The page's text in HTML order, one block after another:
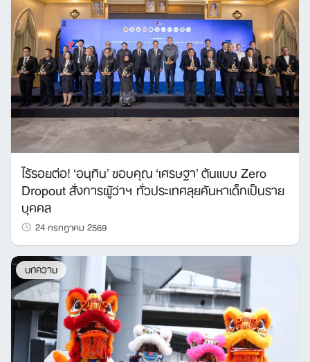
ไร้รอยต่อ! ‘อนุทิน’ ขอบคุณ ‘เศรษฐา’ ต้นแบบ Zero
Dropout สั่งการผู้ว่าฯ ทั่วประเทศลุยค้นหาเด็กเป็นราย
บุคคล
24 กรกฎาคม 2569
บทความ